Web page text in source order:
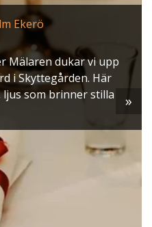
Ekerö
Mälaren dukar vi upp
i Skyttegården. Här
som brinner stilla
»